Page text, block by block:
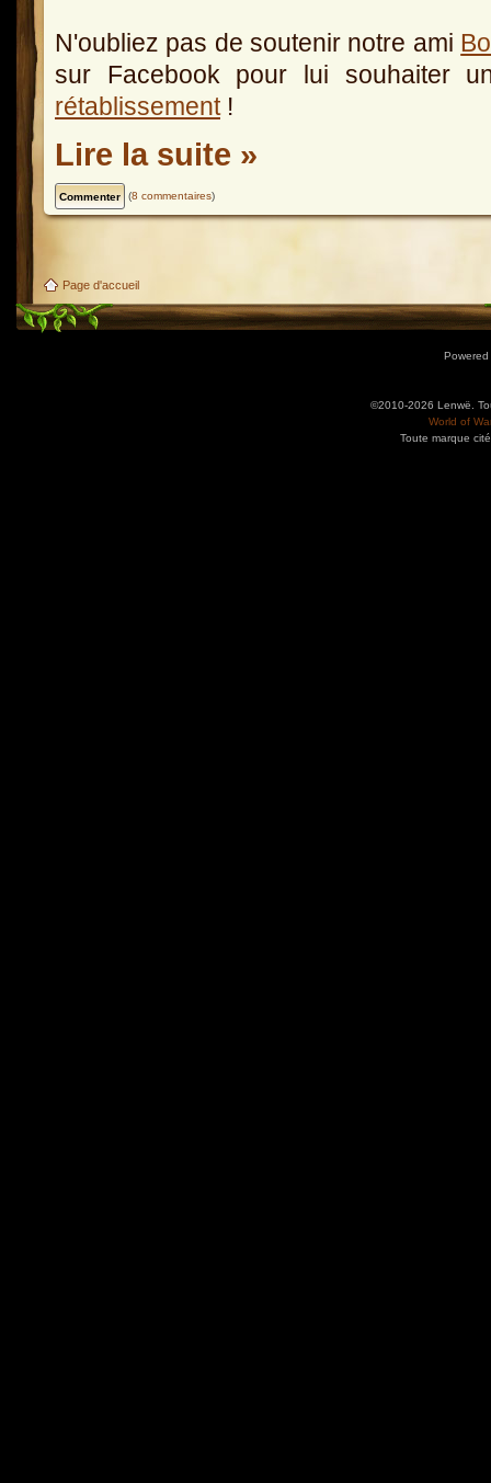
N'oubliez pas de soutenir notre ami
sur Facebook pour lui souhaiter
rétablissement!
Lire la suite »
(8 commentaires)
Page d'accueil
©2010-2026 Lenwë.
World of
Toute marque